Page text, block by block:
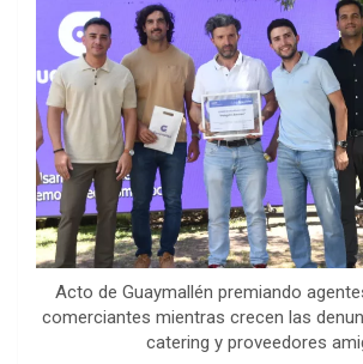
Acto de Guaymallén premiando
comerciantes mientras crecen las
catering y proveedores